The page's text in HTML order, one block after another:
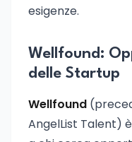
esigenze.
Wellfound:
delle Startup
Wellfound
AngelList Talent)